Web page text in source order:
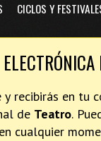
CICLOS Y
y recibirás en tu
de Teatro.
en cualquier